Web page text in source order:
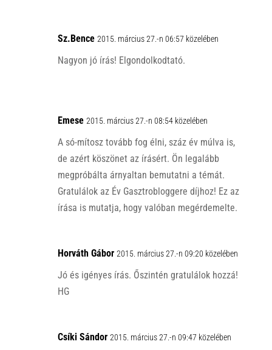
Sz.Bence 2015. március 27.-n 06:57 közelében
Nagyon jó írás! Elgondolkodtató.
Emese 2015. március 27.-n 08:54 közelében
A só-mítosz tovább fog élni, száz év múlva is,
de azért köszönet az írásért. Ön legalább
megpróbálta árnyaltan bemutatni a témát.
Gratulálok az Év Gasztrobloggere díjhoz! Ez az
írása is mutatja, hogy valóban megérdemelte.
Horváth Gábor 2015. március 27.-n 09:20 közelében
Jó és igényes írás. Őszintén gratulálok hozzá!
HG
Csíki Sándor 2015. március 27.-n 09:47 közelében